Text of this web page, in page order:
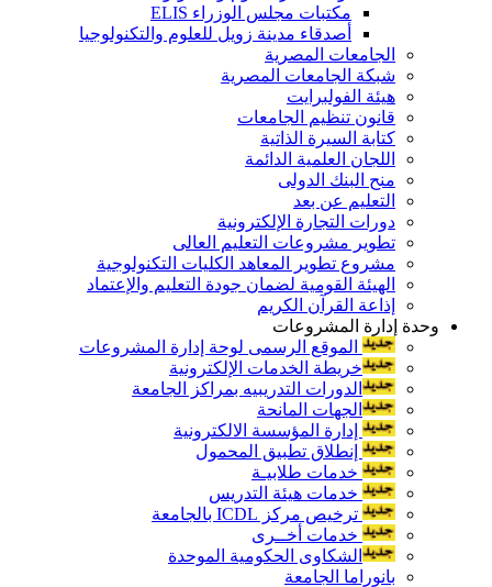
مكتبات مجلس الوزراء ELIS
أصدقاء مدينة زويل للعلوم والتكنولوجيا
الجامعات المصرية
شبكة الجامعات المصرية
هيئة الفولبرايت
قانون تنظيم الجامعات
كتابة السيرة الذاتية
اللجان العلمية الدائمة
منح البنك الدولى
التعليم عن بعد
دورات التجارة الإلكترونية
تطوير مشروعات التعليم العالى
مشروع تطوير المعاهد الكليات التكنولوجية
الهيئة القومية لضمان جودة التعليم والإعتماد
إذاعة القرآن الكريم
وحدة إدارة المشروعات
الموقع الرسمى لوحة إدارة المشروعات
خريطة الخدمات الإلكترونية
الدورات التدريبيه بمراكز الجامعة
الجهات المانحة
إدارة المؤسسة الالكترونية
إنطلاق تطبيق المحمول
خدمات طلابيـة
خدمات هيئة التدريس
ترخيص مركز ICDL بالجامعة
خدمات أخــرى
الشكاوى الحكومية الموحدة
بانوراما الجامعة